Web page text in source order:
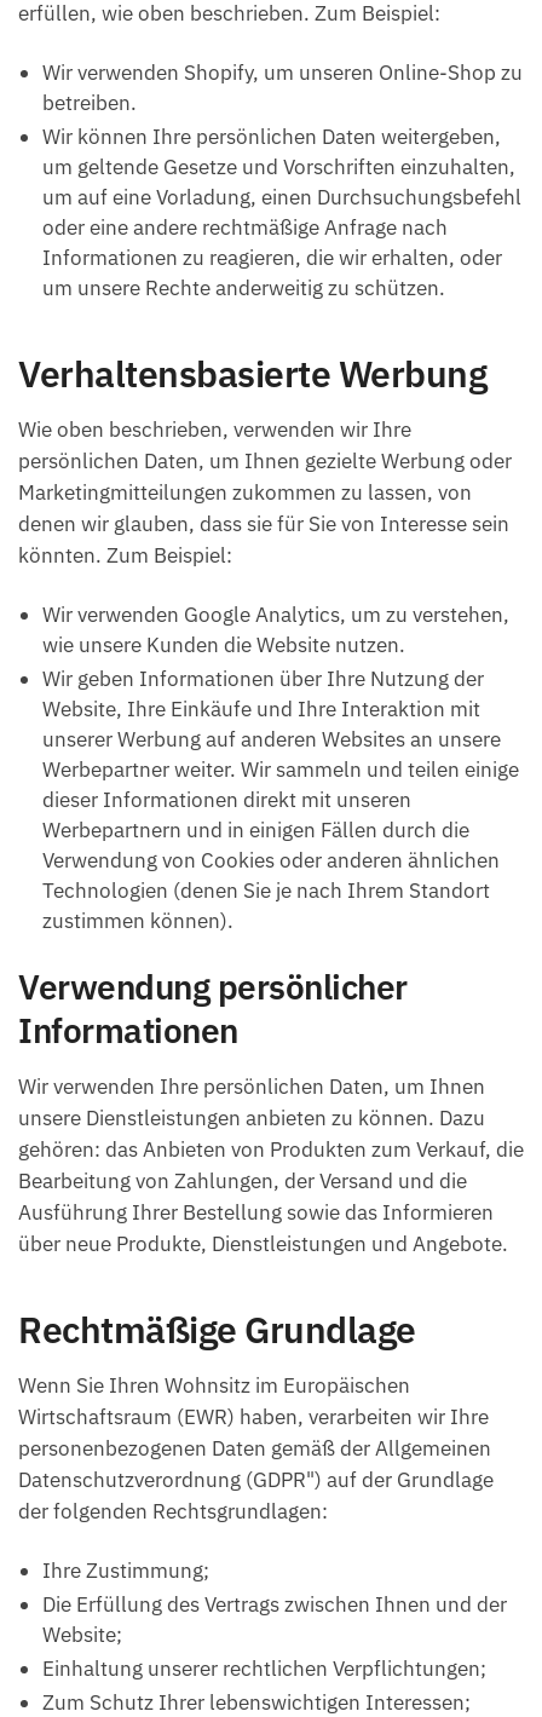
erfüllen, wie oben beschrieben. Zum Beispiel:
Wir verwenden Shopify, um unseren Online-Shop zu
betreiben.
Wir können Ihre persönlichen Daten weitergeben,
um geltende Gesetze und Vorschriften einzuhalten,
um auf eine Vorladung, einen Durchsuchungsbefehl
oder eine andere rechtmäßige Anfrage nach
Informationen zu reagieren, die wir erhalten, oder
um unsere Rechte anderweitig zu schützen.
Verhaltensbasierte Werbung
Wie oben beschrieben, verwenden wir Ihre
persönlichen Daten, um Ihnen gezielte Werbung oder
Marketingmitteilungen zukommen zu lassen, von
denen wir glauben, dass sie für Sie von Interesse sein
könnten. Zum Beispiel:
Wir verwenden Google Analytics, um zu verstehen,
wie unsere Kunden die Website nutzen.
Wir geben Informationen über Ihre Nutzung der
Website, Ihre Einkäufe und Ihre Interaktion mit
unserer Werbung auf anderen Websites an unsere
Werbepartner weiter. Wir sammeln und teilen einige
dieser Informationen direkt mit unseren
Werbepartnern und in einigen Fällen durch die
Verwendung von Cookies oder anderen ähnlichen
Technologien (denen Sie je nach Ihrem Standort
zustimmen können).
Verwendung persönlicher
Informationen
Wir verwenden Ihre persönlichen Daten, um Ihnen
unsere Dienstleistungen anbieten zu können. Dazu
gehören: das Anbieten von Produkten zum Verkauf, die
Bearbeitung von Zahlungen, der Versand und die
Ausführung Ihrer Bestellung sowie das Informieren
über neue Produkte, Dienstleistungen und Angebote.
Rechtmäßige Grundlage
Wenn Sie Ihren Wohnsitz im Europäischen
Wirtschaftsraum (EWR) haben, verarbeiten wir Ihre
personenbezogenen Daten gemäß der Allgemeinen
Datenschutzverordnung (GDPR") auf der Grundlage
der folgenden Rechtsgrundlagen:
Ihre Zustimmung;
Die Erfüllung des Vertrags zwischen Ihnen und der
Website;
Einhaltung unserer rechtlichen Verpflichtungen;
Zum Schutz Ihrer lebenswichtigen Interessen;